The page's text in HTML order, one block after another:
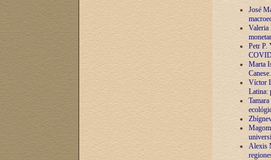
José
Valeria
Petr P.
Marta
Víctor
Latina:
Alexis